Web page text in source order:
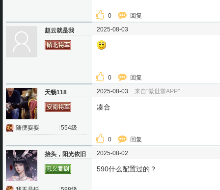
0 回复
赵云就是我 2025-08-03
0 回复
天畅118
随便耍耍 554级
2025-08-03 来自"傲世堂APP"
凑合
0 回复
抬头，阳光依旧 2025-08-02
590什么配置过的？